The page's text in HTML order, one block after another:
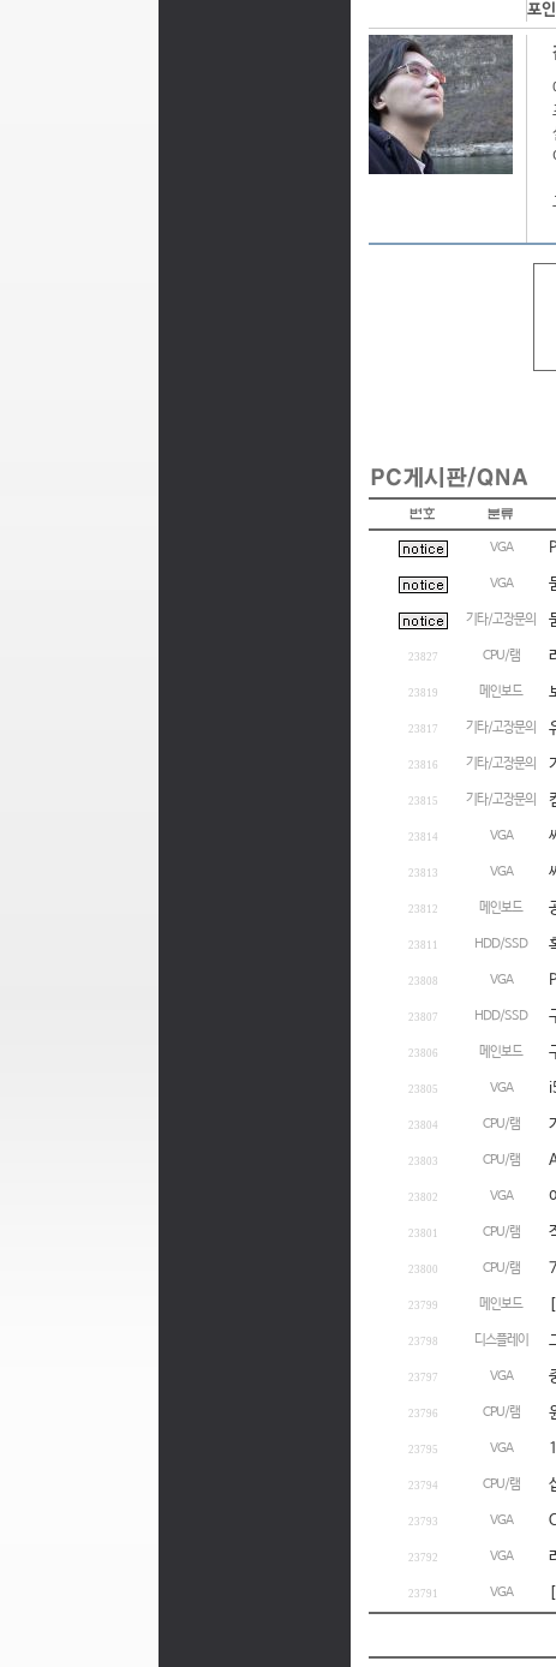
포
VGA
VGA
기타/고장문의
23827 CPU/램
23819 메인보드
23817 기타/고장문의
23816 기타/고장문의
23815 기타/고장문의
23814 VGA
23813 VGA
23812 메인보드
23811 HDD/SSD
23808 VGA
23807 HDD/SSD
23806 메인보드
23805 VGA
23804 CPU/램
23803 CPU/램
23802 VGA
23801 CPU/램
23800 CPU/램
23799 메인보드
23798 디스플레이
23797 VGA
23796 CPU/램
23795 VGA
23794 CPU/램
23793 VGA
23792 VGA
23791 VGA